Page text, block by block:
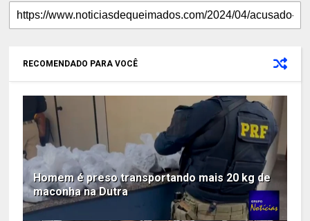
RECOMENDADO PARA VOCÊ
Homem é preso transportando mais 20 kg de
maconha na Dutra